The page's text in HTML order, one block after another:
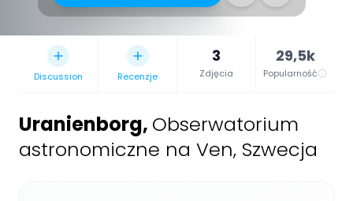
Discussion Recenzje
3
Zdjęcia
29,5k
Popularność
Uranienborg, Obserwatorium
astronomiczne na Ven, Szwecja